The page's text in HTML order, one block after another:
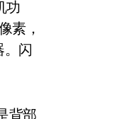
功
素，
。闪
背部